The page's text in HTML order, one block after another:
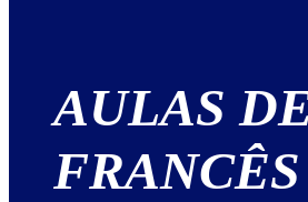
AULAS
FRANCÊS